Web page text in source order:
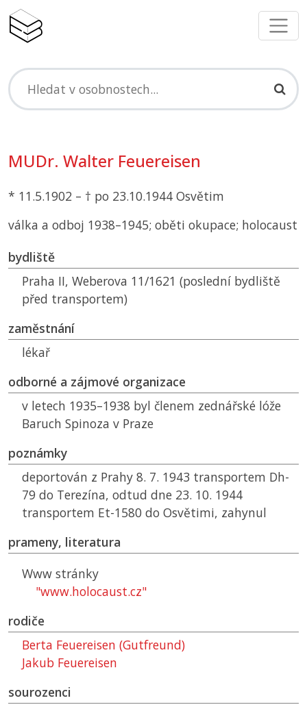
MUDr. Walter Feuereisen
* 11.5.1902 – † po 23.10.1944 Osvětim
válka a odboj 1938–1945; oběti okupace; holocaust
bydliště
Praha II, Weberova 11/1621 (poslední bydliště
před transportem)
zaměstnání
lékař
odborné a zájmové organizace
v letech 1935–1938 byl členem zednářské lóže
Baruch Spinoza v Praze
poznámky
deportován z Prahy 8. 7. 1943 transportem Dh-
79 do Terezína, odtud dne 23. 10. 1944
transportem Et-1580 do Osvětimi, zahynul
prameny, literatura
Www stránky
"www.holocaust.cz"
rodiče
Berta Feuereisen (Gutfreund)
Jakub Feuereisen
sourozenci